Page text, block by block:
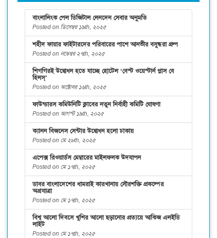
বাংলালিংক পেল ডিজিটাল লেনদেন সেবার অনুমতি
Posted on ডিসেম্বর ১৯th, ২০২৫
শহীদ ফায়ার ফাইটারদের পরিবারের পাশে আনভীর বসুন্ধরা গ্রুপ
Posted on নভেম্বর ২৭th, ২০২৫
শিগগিরই উদ্বোধন হতে যাচ্ছে হোটেল ‘বেস্ট ওয়েস্টার্ন প্লাস বে
হিলস্’
Posted on অক্টোবর ১৬th, ২০২৫
ফাউন্ডারস কমিউনিটি ক্লাবের নতুন নির্বাহী কমিটি ঘোষণা
Posted on আগস্ট ১৯th, ২০২৫
ক্যানন বিজনেস সেন্টার উদ্বোধন হলো ঢাকায়
Posted on মে ২৮th, ২০২৫
এপেক্স রিওয়ার্ডস মেম্বারের মাইলফলক উদযাপন
Posted on মে ১৭th, ২০২৫
ডাবর বাংলাদেশের ধামরাই কারখানায় সৌরশক্তি প্রকল্পের
অগ্রযাত্রা
Posted on মে ১৭th, ২০২৫
বিশ্ব আলো দিবসে খুশির আলো ছড়ানোর প্রত্যয়ে আকিজ এলইডি
লাইট
Posted on মে ১৭th, ২০২৫